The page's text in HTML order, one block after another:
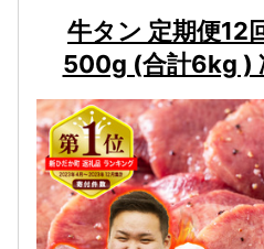
牛タン 定期便12
500g (合計6kg )